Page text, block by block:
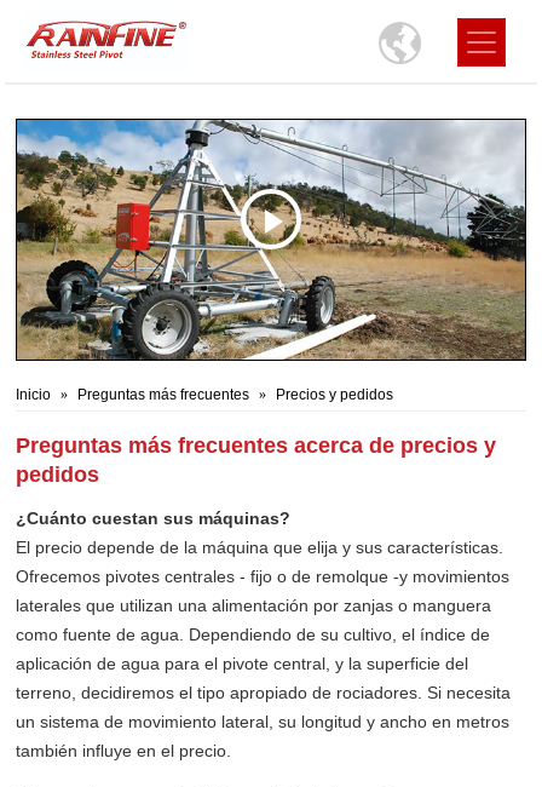
Inicio Preguntas más frecuentes Precios y pedidos
Preguntas más frecuentes acerca de precios y
pedidos
¿Cuánto cuestan sus máquinas?
El precio depende de la máquina que elija y sus características.
Ofrecemos pivotes centrales - fijo o de remolque -y movimientos
laterales que utilizan una alimentación por zanjas o manguera
como fuente de agua. Dependiendo de su cultivo, el índice de
aplicación de agua para el pivote central, y la superficie del
terreno, decidiremos el tipo apropiado de rociadores. Si necesita
un sistema de movimiento lateral, su longitud y ancho en metros
también influye en el precio.